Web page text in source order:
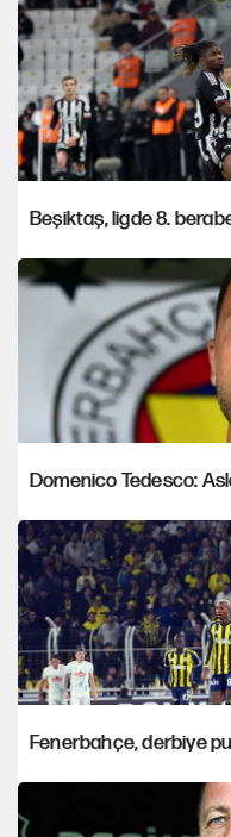
Beşiktaş, ligde 8.
Domenico Tedesco:
Fenerbahçe, derbiye